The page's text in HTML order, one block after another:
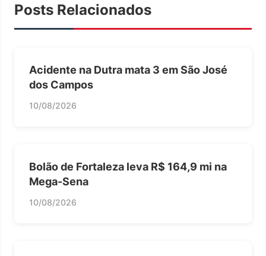
Posts Relacionados
Acidente na Dutra mata 3 em São José
dos Campos
10/08/2026
Bolão de Fortaleza leva R$ 164,9 mi na
Mega-Sena
10/08/2026